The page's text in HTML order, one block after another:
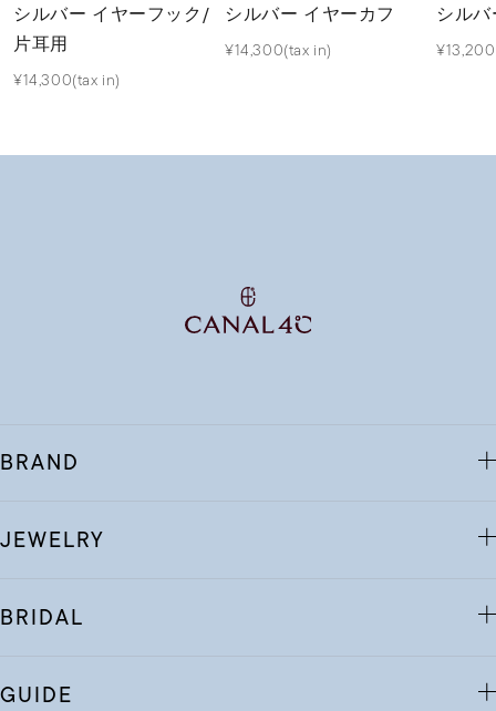
シルバー イヤーフック/
片耳用
¥14,300(tax in)
シルバー イヤーカフ
¥14,300(tax in)
シル
BRAND
JEWELRY
BRIDAL
GUIDE